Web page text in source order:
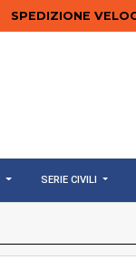
SPEDIZIONE
SERIE CIVILI